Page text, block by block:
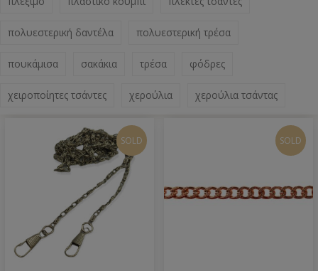
πολυεστερική δαντέλα πολυεστερική τρέσα
πουκάμισα σακάκια τρέσα φόδρες
χειροποίητες τσάντες χερούλια χερούλια τσάντας
SOLD SOLD